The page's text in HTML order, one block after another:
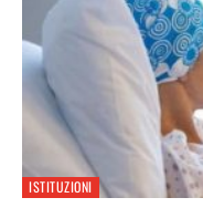
ISTITUZIONI